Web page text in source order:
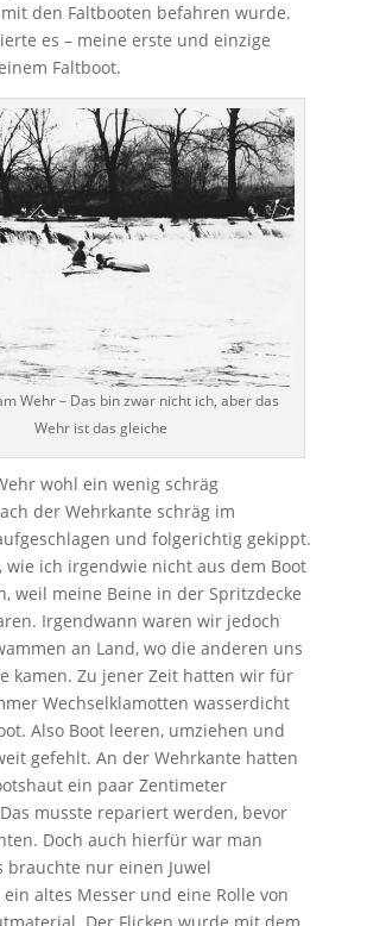
den Faltbooten befahren wurde.
es – meine erste und einzige
Faltboot.
Wehr – Das bin zwar nicht ich, aber das
Wehr ist das gleiche
wohl ein wenig schräg
der Wehrkante schräg im
und folgerichtig gekippt.
wie ich irgendwie nicht aus dem Boot
weil meine Beine in der Spritzdecke
Irgendwann waren wir jedoch
an Land, wo die anderen uns
kamen. Zu jener Zeit hatten wir für
Wechselklamotten wasserdicht
Also Boot leeren, umziehen und
gefehlt. An der Wehrkante hatten
ein paar Zentimeter
musste repariert werden, bevor
Doch auch hierfür war man
brauchte nur einen Juwel
ein altes Messer und eine Rolle von
Der Flicken wurde mit dem